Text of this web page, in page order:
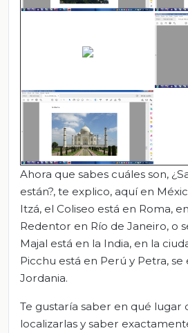
Ahora que sabes cuáles son,
están?, te explico, aquí en
Itzá, el Coliseo está en Roma,
Redentor en Río de Janeiro, o
Majal está en la India, en la
Picchu está en Perú y Petra,
Jordania.
Te gustaría saber en qué lugar
localizarlas y saber